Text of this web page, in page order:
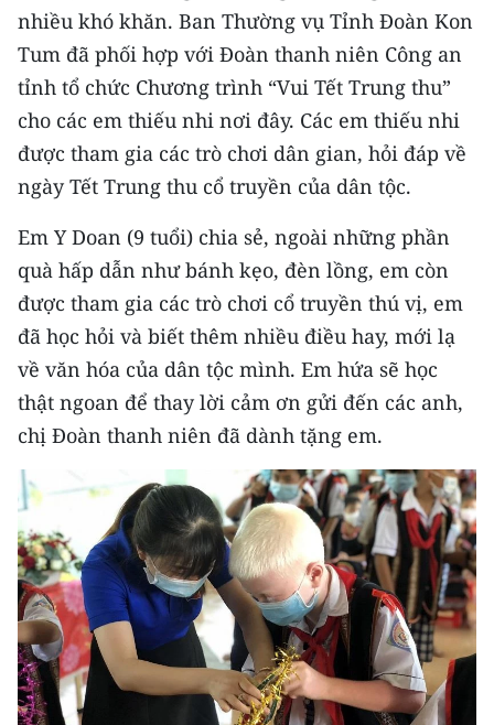
CHƯƠNG TRÌNH OCOP - MỖI XÃ
MỘT SẢN PHẨM
RADIO
MEDIA CENTER
Video
Media Chính trị
Media Kinh tế
Media Văn hóa
Media Xã hội
Media Pháp luật
Media Du lịch
Media Thế giới
Media Thể thao
Media Giáo dục
nhiều khó khăn. Ban Thường vụ Tỉnh Đoàn Kon
Tum đã phối hợp với Đoàn thanh niên Công an
tỉnh tổ chức Chương trình “Vui Tết Trung thu”
cho các em thiếu nhi nơi đây. Các em thiếu nhi
được tham gia các trò chơi dân gian, hỏi đáp về
ngày Tết Trung thu cổ truyền của dân tộc.
Em Y Doan (9 tuổi) chia sẻ, ngoài những phần
quà hấp dẫn như bánh kẹo, đèn lồng, em còn
được tham gia các trò chơi cổ truyền thú vị, em
đã học hỏi và biết thêm nhiều điều hay, mới lạ
về văn hóa của dân tộc mình. Em hứa sẽ học
thật ngoan để thay lời cảm ơn gửi đến các anh,
chị Đoàn thanh niên đã dành tặng em.